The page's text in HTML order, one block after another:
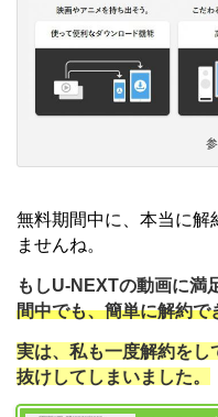
無料期間中に、本当に解
ませんね。
もしU-NEXTの動画に満
間中でも、簡単に解約で
実は、私も一度解約をし
抜けしてしまいました。